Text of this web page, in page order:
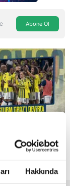
Hakkında
Abone Ol